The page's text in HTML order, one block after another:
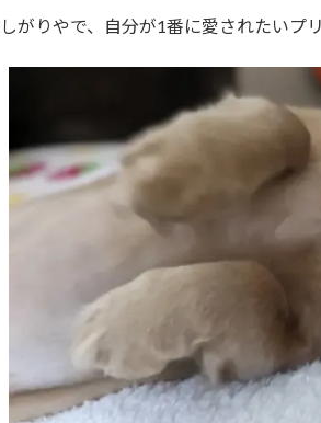
がりやで、自分が1番に愛されたいプ